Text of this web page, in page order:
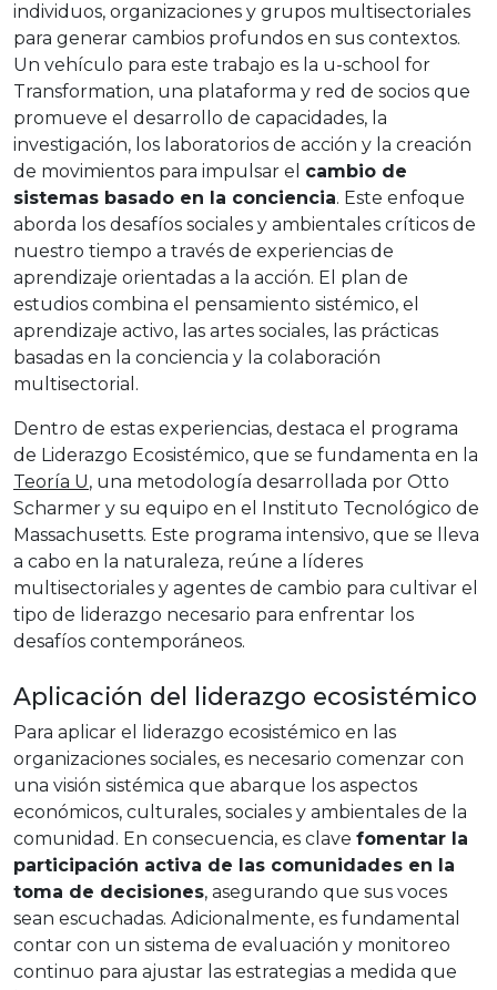
individuos, organizaciones y grupos multisectoriales
para generar cambios profundos en sus contextos.
Un vehículo para este trabajo es la u-school for
Transformation, una plataforma y red de socios que
promueve el desarrollo de capacidades, la
investigación, los laboratorios de acción y la creación
de movimientos para impulsar el cambio de
sistemas basado en la conciencia. Este enfoque
aborda los desafíos sociales y ambientales críticos de
nuestro tiempo a través de experiencias de
aprendizaje orientadas a la acción. El plan de
estudios combina el pensamiento sistémico, el
aprendizaje activo, las artes sociales, las prácticas
basadas en la conciencia y la colaboración
multisectorial.
Dentro de estas experiencias, destaca el programa
de Liderazgo Ecosistémico, que se fundamenta en la
Teoría U, una metodología desarrollada por Otto
Scharmer y su equipo en el Instituto Tecnológico de
Massachusetts. Este programa intensivo, que se lleva
a cabo en la naturaleza, reúne a líderes
multisectoriales y agentes de cambio para cultivar el
tipo de liderazgo necesario para enfrentar los
desafíos contemporáneos.
Aplicación del liderazgo ecosistémico
Para aplicar el liderazgo ecosistémico en las
organizaciones sociales, es necesario comenzar con
una visión sistémica que abarque los aspectos
económicos, culturales, sociales y ambientales de la
comunidad. En consecuencia, es clave fomentar la
participación activa de las comunidades en la
toma de decisiones, asegurando que sus voces
sean escuchadas. Adicionalmente, es fundamental
contar con un sistema de evaluación y monitoreo
continuo para ajustar las estrategias a medida que